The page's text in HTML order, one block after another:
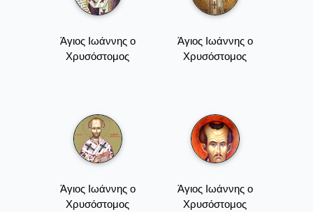
Άγιος Ιωάννης ο
Χρυσόστομος
Άγιος Ιωάννης ο
Χρυσόστομος
Άγιος Ιωάννης ο
Χρυσόστομος
Άγιος Ιωάννης ο
Χρυσόστομος